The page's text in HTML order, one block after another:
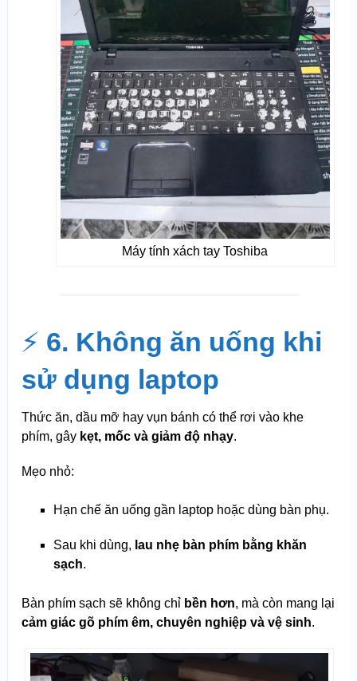
Máy tính xách tay Toshiba
⚡ 6. Không ăn uống khi
sử dụng laptop
Thức ăn, dầu mỡ hay vụn bánh có thể rơi vào khe
phím, gây kẹt, mốc và giảm độ nhạy.
Mẹo nhỏ:
Hạn chế ăn uống gần laptop hoặc dùng bàn phụ.
Sau khi dùng, lau nhẹ bàn phím bằng khăn
sạch.
Bàn phím sạch sẽ không chỉ bền hơn, mà còn mang lại
cảm giác gõ phím êm, chuyên nghiệp và vệ sinh.